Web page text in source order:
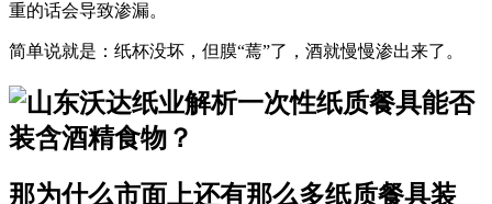
重的话会导致渗漏。
简单说就是：纸杯没坏，但膜“蔫”了，酒就慢慢渗出来了。
那为什么市面上还有那么多纸质餐具装